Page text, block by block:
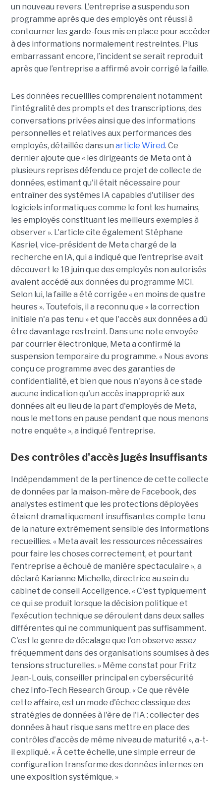
un nouveau revers. L'entreprise a suspendu son
programme après que des employés ont réussi à
contourner les garde-fous mis en place pour accéder
à des informations normalement restreintes. Plus
embarrassant encore, l’incident se serait reproduit
après que l’entreprise a affirmé avoir corrigé la faille.
Les données recueillies comprenaient notamment
l'intégralité des prompts et des transcriptions, des
conversations privées ainsi que des informations
personnelles et relatives aux performances des
employés, détaillée dans un article Wired. Ce
dernier ajoute que « les dirigeants de Meta ont à
plusieurs reprises défendu ce projet de collecte de
données, estimant qu'il était nécessaire pour
entraîner des systèmes IA capables d'utiliser des
logiciels informatiques comme le font les humains,
les employés constituant les meilleurs exemples à
observer ». L'article cite également Stéphane
Kasriel, vice-président de Meta chargé de la
recherche en IA, qui a indiqué que l'entreprise avait
découvert le 18 juin que des employés non autorisés
avaient accédé aux données du programme MCI.
Selon lui, la faille a été corrigée « en moins de quatre
heures ». Toutefois, il a reconnu que « la correction
initiale n'a pas tenu » et que l'accès aux données a dû
être davantage restreint. Dans une note envoyée
par courrier électronique, Meta a confirmé la
suspension temporaire du programme. « Nous avons
conçu ce programme avec des garanties de
confidentialité, et bien que nous n'ayons à ce stade
aucune indication qu'un accès inapproprié aux
données ait eu lieu de la part d'employés de Meta,
nous le mettons en pause pendant que nous menons
notre enquête », a indiqué l'entreprise.
Des contrôles d'accès jugés insuffisants
Indépendamment de la pertinence de cette collecte
de données par la maison-mère de Facebook, des
analystes estiment que les protections déployées
étaient dramatiquement insuffisantes compte tenu
de la nature extrêmement sensible des informations
recueillies. « Meta avait les ressources nécessaires
pour faire les choses correctement, et pourtant
l'entreprise a échoué de manière spectaculaire », a
déclaré Karianne Michelle, directrice au sein du
cabinet de conseil Acceligence. « C'est typiquement
ce qui se produit lorsque la décision politique et
l'exécution technique se déroulent dans deux salles
différentes qui ne communiquent pas suffisamment.
C'est le genre de décalage que l'on observe assez
fréquemment dans des organisations soumises à des
tensions structurelles. » Même constat pour Fritz
Jean-Louis, conseiller principal en cybersécurité
chez Info-Tech Research Group. « Ce que révèle
cette affaire, est un mode d'échec classique des
stratégies de données à l'ère de l'IA : collecter des
données à haut risque sans mettre en place des
contrôles d'accès de même niveau de maturité », a-t-
il expliqué. « À cette échelle, une simple erreur de
configuration transforme des données internes en
une exposition systémique. »